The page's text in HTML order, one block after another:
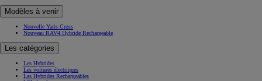
Modèles à venir
Nouvelle Yaris Cross
Nouveau RAV4 Hybride Rechargeable
Les catégories
Les Hybrides
Les voitures électriques
Les Hybrides Rechargeables